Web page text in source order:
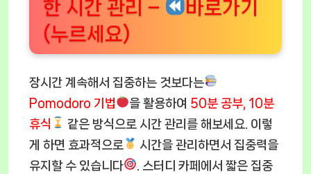
한 시간 관리 –
바로가기
(누르세요)
장시간 계속해서 집중하는 것보다는
Pomodoro 기법
을 활용하여 50분 공부, 10분
휴식
같은 방식으로 시간 관리를 해보세요. 이렇
게 하면 효과적으로
시간을 관리하면서 집중력을
유지할 수 있습니다
. 스터디 카페에서 짧은 집중